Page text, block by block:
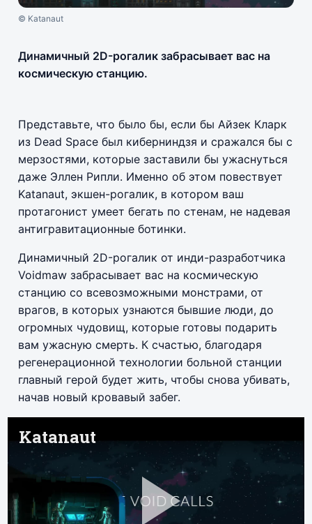
© Katanaut
Динамичный 2D-рогалик забрасывает вас на
космическую станцию.
Представьте, что было бы, если бы Айзек Кларк
из Dead Space был киберниндзя и сражался бы с
мерзостями, которые заставили бы ужаснуться
даже Эллен Рипли. Именно об этом повествует
Katanaut, экшен-рогалик, в котором ваш
протагонист умеет бегать по стенам, не надевая
антигравитационные ботинки.
Динамичный 2D-рогалик от инди-разработчика
Voidmaw забрасывает вас на космическую
станцию со всевозможными монстрами, от
врагов, в которых узнаются бывшие люди, до
огромных чудовищ, которые готовы подарить
вам ужасную смерть. К счастью, благодаря
регенерационной технологии больной станции
главный герой будет жить, чтобы снова убивать,
начав новый кровавый забег.